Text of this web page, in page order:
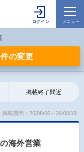
の変更
掲載終了間近
掲載期間：26/08/06～26/08/19
海外営業